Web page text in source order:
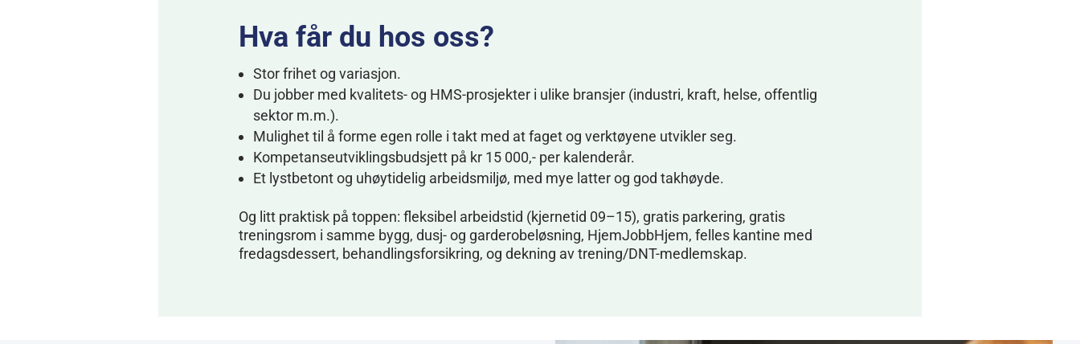
Hva får du hos oss?
Stor frihet og variasjon.
Du jobber med kvalitets- og HMS-prosjekter i ulike bransjer (industri, kraft, helse, offentlig
sektor m.m.).
Mulighet til å forme egen rolle i takt med at faget og verktøyene utvikler seg.
Kompetanseutviklingsbudsjett på kr 15 000,- per kalenderår.
Et lystbetont og uhøytidelig arbeidsmiljø, med mye latter og god takhøyde.
Og litt praktisk på toppen: fleksibel arbeidstid (kjernetid 09–15), gratis parkering, gratis
treningsrom i samme bygg, dusj- og garderobeløsning, HjemJobbHjem, felles kantine med
fredagsdessert, behandlingsforsikring, og dekning av trening/DNT-medlemskap.